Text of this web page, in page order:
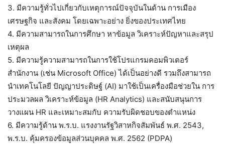
3. มีความรู้ทั่วไปเกี่ยวกับเหตุการณ์ปัจจุบันในด้าน การเมือง
เศรษฐกิจ และสังคม โดยเฉพาะอย่าง ยิ่งของประเทศไทย
4. มีความสามารถในการศึกษา หาข้อมูล วิเคราะห์ปัญหาและสรุป
เหตุผล
5. มีความรู้ความสามารถในการใช้โปรแกรมคอมพิวเตอร์
สำนักงาน (เช่น Microsoft Office) ได้เป็นอย่างดี รวมถึงสามารถ
นำเทคโนโลยี ปัญญาประดิษฐ์ (AI) มาใช้เป็นเครื่องมือช่วยใน การ
ประมวลผล วิเคราะห์ข้อมูล (HR Analytics) และสนับสนุนการ
วางแผน HR และเหมาะสมกับ ความรับผิดชอบของตำแหน่ง
6. มีความรู้ด้าน พ.ร.บ. แรงงานรัฐวิสาหกิจสัมพันธ์ พ.ศ. 2543,
พ.ร.บ. คุ้มครองข้อมูลส่วนบุคคล พ.ศ. 2562 (PDPA)